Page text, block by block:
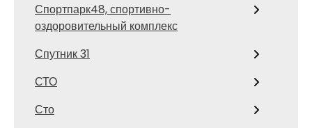
Спортпарк48, спортивно-
оздоровительный комплекс
Спутник 31
СТО
Сто